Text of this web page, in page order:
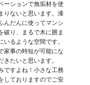
ーションで無垢材を使
りないと思います。漆
んだんに使ってマンシ
破り、まるで木に囲ま
いるような空間です。
家事の時短が可能にな
たいと思います。
ですよね！小さな工務
しておりますのでご安